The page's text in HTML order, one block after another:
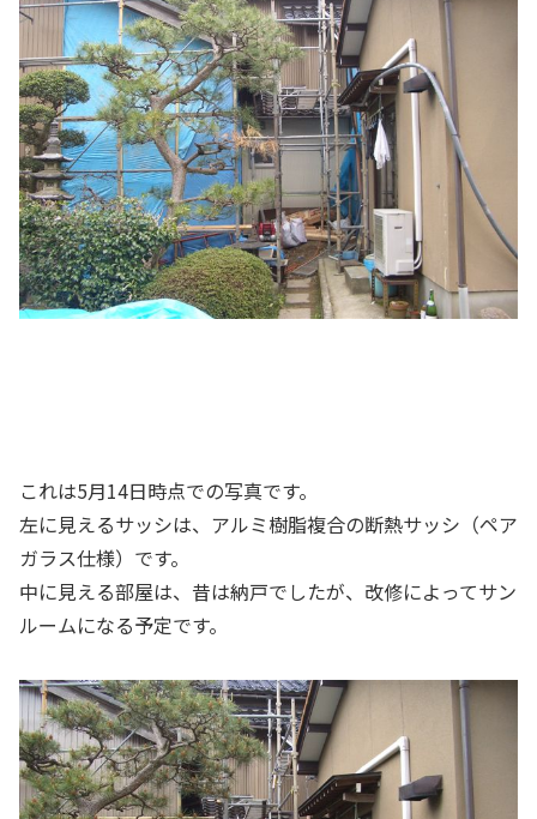
これは5月14日時点での写真です。
左に見えるサッシは、アルミ樹脂複合の断熱サッシ（ペア
ガラス仕様）です。
中に見える部屋は、昔は納戸でしたが、改修によってサン
ルームになる予定です。